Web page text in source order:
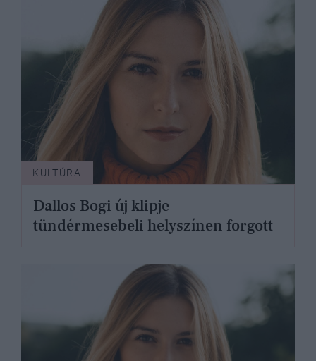
KULTÚRA
Dallos Bogi új klipje
tündérmesebeli helyszínen forgott